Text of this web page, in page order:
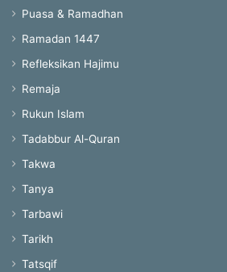
Puasa & Ramadhan
Ramadan 1447
Refleksikan Hajimu
Remaja
Rukun Islam
Tadabbur Al-Quran
Takwa
Tanya
Tarbawi
Tarikh
Tatsqif